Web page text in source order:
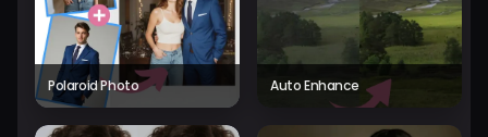
Polaroid Photo Auto Enhance